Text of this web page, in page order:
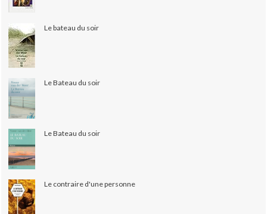
Le bateau du soir
Le Bateau du soir
Le Bateau du soir
Le contraire d'une personne